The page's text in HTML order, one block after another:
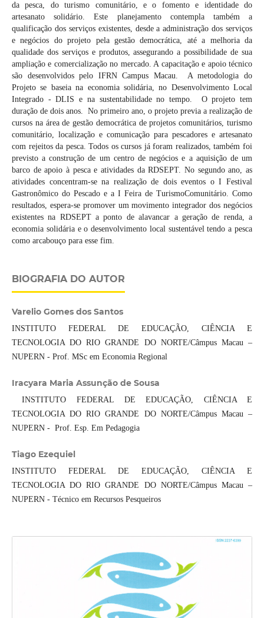
da pesca, do turismo comunitário, e o fomento e identidade do
artesanato solidário. Este planejamento contempla também a
qualificação dos serviços existentes, desde a administração dos serviços
e negócios do projeto pela gestão democrática, até a melhoria da
qualidade dos serviços e produtos, assegurando a possibilidade de sua
ampliação e comercialização no mercado. A capacitação e apoio técnico
são desenvolvidos pelo IFRN Campus Macau. A metodologia do
Projeto se baseia na economia solidária, no Desenvolvimento Local
Integrado - DLIS e na sustentabilidade no tempo. O projeto tem
duração de dois anos. No primeiro ano, o projeto previa a realização de
cursos na área de gestão democrática de projetos comunitários, turismo
comunitário, localização e comunicação para pescadores e artesanato
com rejeitos da pesca. Todos os cursos já foram realizados, também foi
previsto a construção de um centro de negócios e a aquisição de um
barco de apoio à pesca e atividades da RDSEPT. No segundo ano, as
atividades concentram-se na realização de dois eventos o I Festival
Gastronômico do Pescado e a I Feira de TurismoComunitário. Como
resultados, espera-se promover um movimento integrador dos negócios
existentes na RDSEPT a ponto de alavancar a geração de renda, a
economia solidária e o desenvolvimento local sustentável tendo a pesca
como arcabouço para esse fim.
BIOGRAFIA DO AUTOR
Varelio Gomes dos Santos
INSTITUTO FEDERAL DE EDUCAÇÃO, CIÊNCIA E
TECNOLOGIA DO RIO GRANDE DO NORTE/Câmpus Macau –
NUPERN - Prof. MSc em Economia Regional
Iracyara Maria Assunção de Sousa
INSTITUTO FEDERAL DE EDUCAÇÃO, CIÊNCIA E
TECNOLOGIA DO RIO GRANDE DO NORTE/Câmpus Macau –
NUPERN - Prof. Esp. Em Pedagogia
Tiago Ezequiel
INSTITUTO FEDERAL DE EDUCAÇÃO, CIÊNCIA E
TECNOLOGIA DO RIO GRANDE DO NORTE/Câmpus Macau –
NUPERN - Técnico em Recursos Pesqueiros